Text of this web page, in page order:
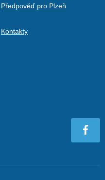
Předpověď pro Plzeň
Kontakty